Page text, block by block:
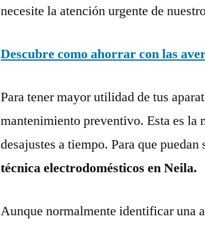
necesite la atención urgente de
Descubre como ahorrar con las
Para tener mayor utilidad de tus
mantenimiento preventivo. Esta es la
desajustes a tiempo. Para que
técnica electrodomésticos en Neila.
Aunque normalmente identificar una